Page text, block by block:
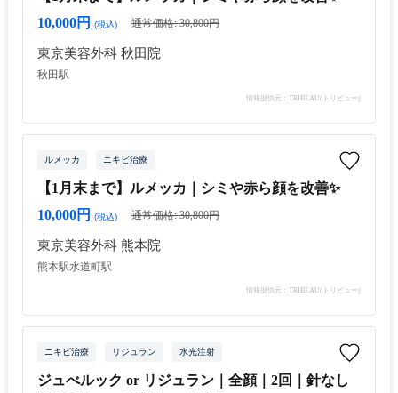
10,000円
(税込) 通常価格: 30,800円
東京美容外科 秋田院
秋田駅
情報提供元：TRIBEAU(トリビュー)
ルメッカ ニキビ治療
【1月末まで】ルメッカ｜シミや赤ら顔を改善✨
10,000円
(税込) 通常価格: 30,800円
東京美容外科 熊本院
熊本駅水道町駅
情報提供元：TRIBEAU(トリビュー)
ニキビ治療 リジュラン 水光注射
ジュべルック or リジュラン｜全顔｜2回｜針なし